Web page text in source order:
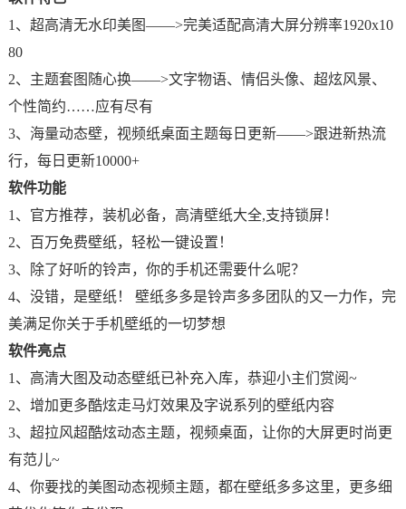
1、超高清无水印美图——>完美适配高清大屏分辨率1920x10
80
2、主题套图随心换——>文字物语、情侣头像、超炫风景、
个性简约……应有尽有
3、海量动态壁，视频纸桌面主题每日更新——>跟进新热流
行，每日更新10000+
软件功能
1、官方推荐，装机必备，高清壁纸大全,支持锁屏！
2、百万免费壁纸，轻松一键设置！
3、除了好听的铃声，你的手机还需要什么呢？
4、没错，是壁纸！ 壁纸多多是铃声多多团队的又一力作，完
美满足你关于手机壁纸的一切梦想
软件亮点
1、高清大图及动态壁纸已补充入库，恭迎小主们赏阅~
2、增加更多酷炫走马灯效果及字说系列的壁纸内容
3、超拉风超酷炫动态主题，视频桌面，让你的大屏更时尚更
有范儿~
4、你要找的美图动态视频主题，都在壁纸多多这里，更多细